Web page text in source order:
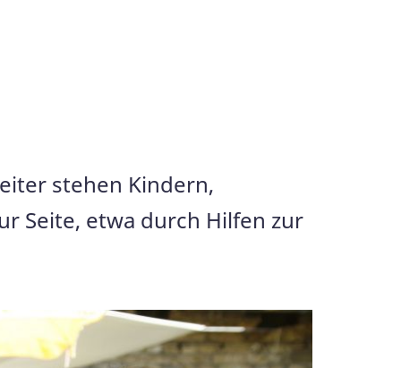
stehen Kindern,
Seite, etwa durch Hilfen zur